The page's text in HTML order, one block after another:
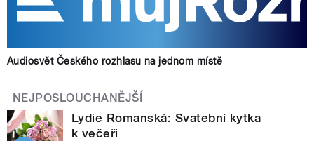
Audiosvět Českého rozhlasu na jednom místě
NEJPOSLOUCHANĚJŠÍ
Lydie Romanská: Svatební kytka
k večeři